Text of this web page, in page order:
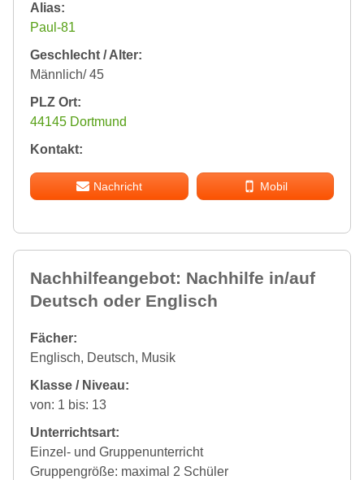
Alias:
Paul-81
Geschlecht / Alter:
Männlich/ 45
PLZ Ort:
44145 Dortmund
Kontakt:
Nachricht Mobil
Nachhilfeangebot: Nachhilfe in/auf
Deutsch oder Englisch
Fächer:
Englisch, Deutsch, Musik
Klasse / Niveau:
von: 1 bis: 13
Unterrichtsart:
Einzel- und Gruppenunterricht
Gruppengröße: maximal 2 Schüler